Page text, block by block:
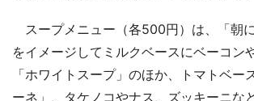
スープメニュー（各500円）は、「朝に
をイメージしてミルクベースにベーコン
「ホワイトスープ」のほか、トマトベー
ーネ」、タケノコやナス、ズッキーニな